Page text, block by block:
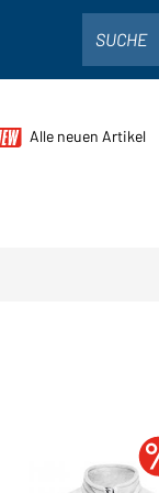
SUCHE
Alle neuen Artikel